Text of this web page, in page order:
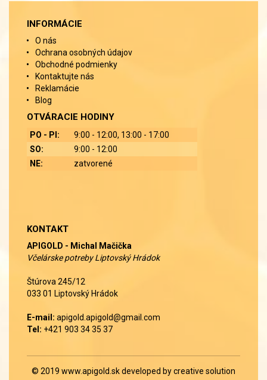
INFORMÁCIE
O nás
Ochrana osobných údajov
Obchodné podmienky
Kontaktujte nás
Reklamácie
Blog
OTVÁRACIE HODINY
PO - PI:
9:00 - 12:00, 13:00 - 17:00
SO:
9:00 - 12:00
NE:
zatvorené
KONTAKT
APIGOLD - Michal Mačička
Včelárske potreby Liptovský Hrádok
Štúrova 245/12
033 01 Liptovský Hrádok
E-mail: apigold.apigold@gmail.com
Tel: +421 903 34 35 37
© 2019 www.apigold.skdeveloped bycreative solution